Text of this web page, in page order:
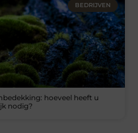
BEDRIJVEN
hoeveel heeft u
nodig?